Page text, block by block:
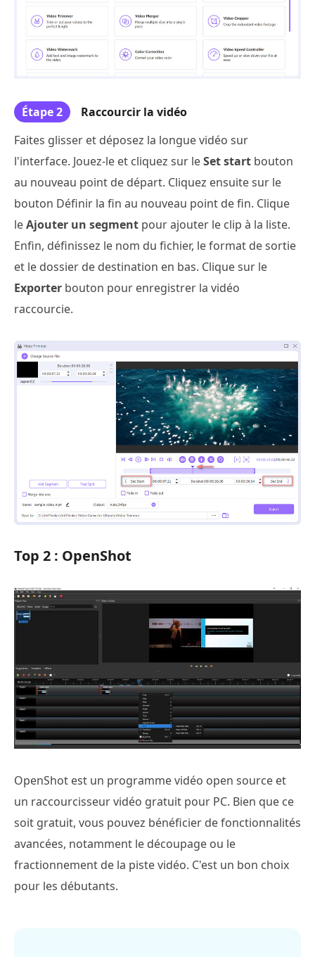
Étape 2
Raccourcir la vidéo
Faites glisser et déposez la longue vidéo sur
l'interface. Jouez-le et cliquez sur leSet start bouton
au nouveau point de départ. Cliquez ensuite sur le
bouton Définir la fin au nouveau point de fin. Clique
leAjouter un segment pour ajouter le clip à la liste.
Enfin, définissez le nom du fichier, le format de sortie
et le dossier de destination en bas. Clique sur le
Exporter bouton pour enregistrer la vidéo
raccourcie.
Top 2 : OpenShot
OpenShot est un programme vidéo open source et
un raccourcisseur vidéo gratuit pour PC. Bien que ce
soit gratuit, vous pouvez bénéficier de fonctionnalités
avancées, notamment le découpage ou le
fractionnement de la piste vidéo. C'est un bon choix
pour les débutants.